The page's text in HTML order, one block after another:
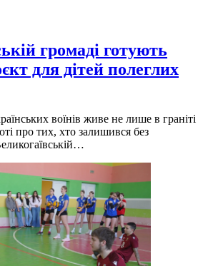
громаді готують
для дітей полеглих
воїнів живе не лише в граніті
про тих, хто залишився без